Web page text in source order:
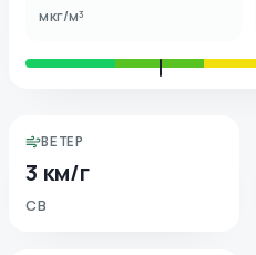
мкг/м³
ВЕТЕР
3 км/г
СВ